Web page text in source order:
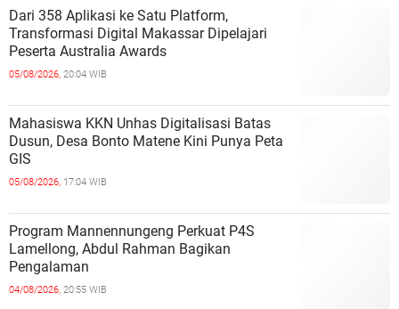
Dari 358 Aplikasi ke Satu Platform,
Transformasi Digital Makassar Dipelajari
Peserta Australia Awards
05/08/2026, 20:04 WIB
Mahasiswa KKN Unhas Digitalisasi Batas
Dusun, Desa Bonto Matene Kini Punya Peta
GIS
05/08/2026, 17:04 WIB
Program Mannennungeng Perkuat P4S
Lamellong, Abdul Rahman Bagikan
Pengalaman
04/08/2026, 20:55 WIB